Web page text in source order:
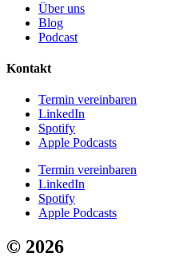
Über uns
Blog
Podcast
Kontakt
Termin vereinbaren
LinkedIn
Spotify
Apple Podcasts
Termin vereinbaren
LinkedIn
Spotify
Apple Podcasts
© 2026